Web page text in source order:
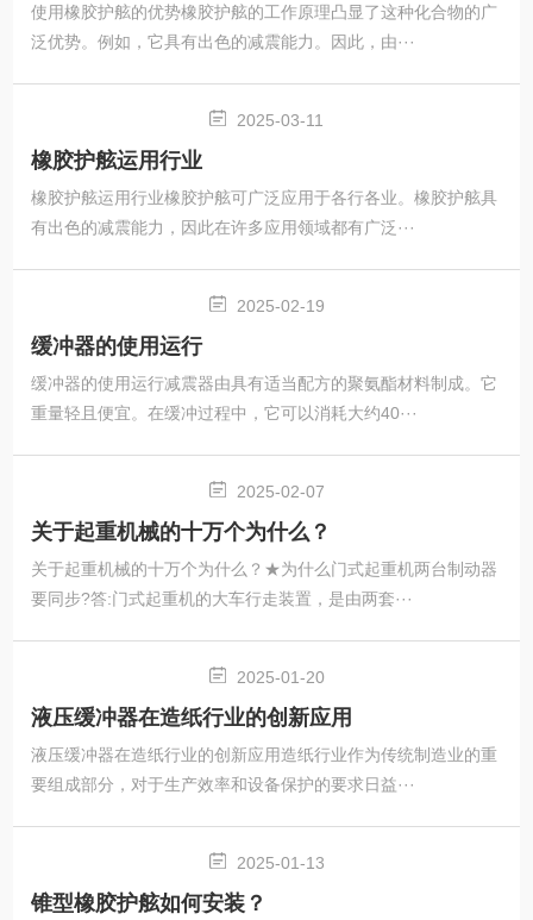
使用橡胶护舷的优势橡胶护舷的工作原理凸显了这种化合物的广
泛优势。例如，它具有出色的减震能力。因此，由···
2025-03-11
橡胶护舷运用行业
橡胶护舷运用行业橡胶护舷可广泛应用于各行各业。橡胶护舷具
有出色的减震能力，因此在许多应用领域都有广泛···
2025-02-19
缓冲器的使用运行
缓冲器的使用运行减震器由具有适当配方的聚氨酯材料制成。它
重量轻且便宜。在缓冲过程中，它可以消耗大约40···
2025-02-07
关于起重机械的十万个为什么？
关于起重机械的十万个为什么？★为什么门式起重机两台制动器
要同步?答:门式起重机的大车行走装置，是由两套···
2025-01-20
液压缓冲器在造纸行业的创新应用
液压缓冲器在造纸行业的创新应用造纸行业作为传统制造业的重
要组成部分，对于生产效率和设备保护的要求日益···
2025-01-13
锥型橡胶护舷如何安装？